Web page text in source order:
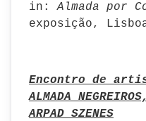
in:Almada por
exposição,
Encontro de
ALMADA
ARPAD SZENES